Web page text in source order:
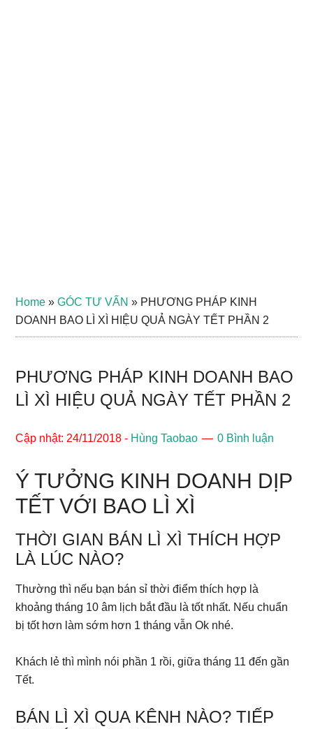
Home »GÓC TƯ VẤN » PHƯƠNG PHÁP KINH
DOANH BAO LÌ XÌ HIỆU QUẢ NGÀY TẾT PHẦN 2
PHƯƠNG PHÁP KINH DOANH BAO
LÌ XÌ HIỆU QUẢ NGÀY TẾT PHẦN 2
Cập nhật: 24/11/2018 - Hùng Taobao 0 Bình luận
Ý TƯỞNG KINH DOANH DỊP
TẾT VỚI BAO LÌ XÌ
THỜI GIAN BÁN LÌ XÌ THÍCH HỢP
LÀ LÚC NÀO?
Thường thì nếu bạn bán sỉ thời điểm thích hợp là
khoảng tháng 10 âm lịch bắt đầu là tốt nhất. Nếu chuẩn
bị tốt hơn làm sớm hơn 1 tháng vẫn Ok nhé.
Khách lẻ thì mình nói phần 1 rồi, giữa tháng 11 đến gần
Tết.
BÁN LÌ XÌ QUA KÊNH NÀO? TIẾP